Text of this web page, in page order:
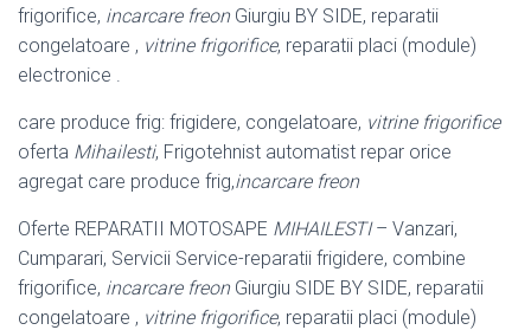
frigorifice, incarcare freonGiurgiu BY SIDE, reparatii
congelatoare , vitrine frigorifice, reparatii placi (module)
electronice .
care produce frig: frigidere, congelatoare, vitrine frigorifice
oferta Mihailesti, Frigotehnist automatist repar orice
agregat care produce frig,incarcare freon
Oferte REPARATII MOTOSAPE MIHAILESTI– Vanzari,
Cumparari, Servicii Service-reparatii frigidere, combine
frigorifice, incarcare freonGiurgiu SIDE BY SIDE, reparatii
congelatoare , vitrine frigorifice, reparatii placi (module)